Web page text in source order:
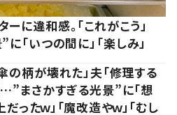
に違和感。「これがこう」
いつの間に」「楽しみ」
の柄が壊れた」夫「修理する
まさかすぎる光景”に「想
ったｗ」「魔改造やｗ」「むし